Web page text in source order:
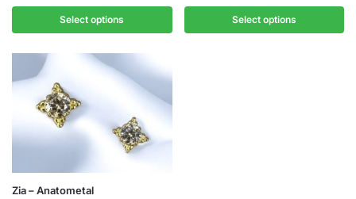
Select options Select options
heeft
meerdere
Zia – Anatometal
Dit